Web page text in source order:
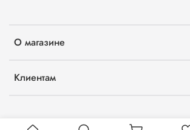
О магазине
Клиентам